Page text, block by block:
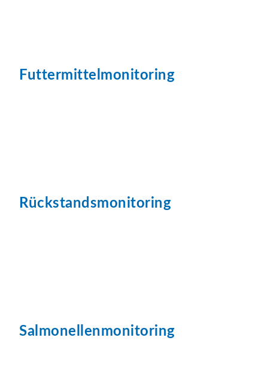
Futtermittelmonitoring
Rückstandsmonitoring
Salmonellenmonitoring